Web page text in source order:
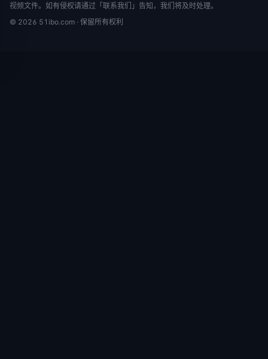
视频文件。如有侵权请通过「联系我们」告知，我们将及时处理。
© 2026 51ibo.com · 保留所有权利